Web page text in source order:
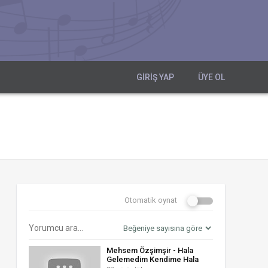
GIRIŞ YAP ÜYE OL
Otomatik oynat
Mehsem Özşimşir - Hala
Gelemedim Kendime Hala